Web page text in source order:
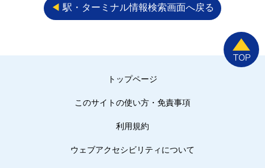
◀︎ 駅・ターミナル情報検索画面へ戻る
トップページ
このサイトの使い方・免責事項
利用規約
ウェブアクセシビリティについて